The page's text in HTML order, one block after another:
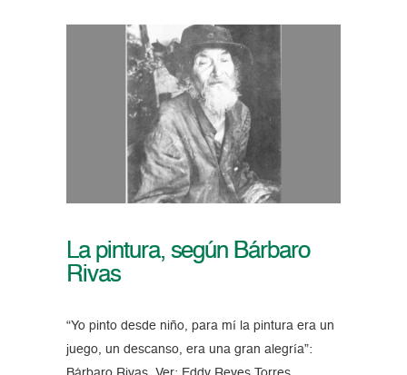
La pintura, según Bárbaro
Rivas
“Yo pinto desde niño, para mí la pintura era un
juego, un descanso, era una gran alegría”: